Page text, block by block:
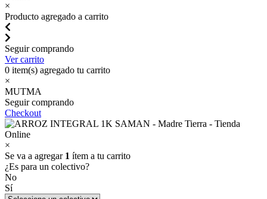
×
Producto agregado a carrito
Seguir comprando
Ver carrito
0 item(s) agregado tu carrito
×
MUTMA
Seguir comprando
Checkout
×
Se va a agregar 1 ítem a tu carrito
¿Es para un colectivo?
No
Sí